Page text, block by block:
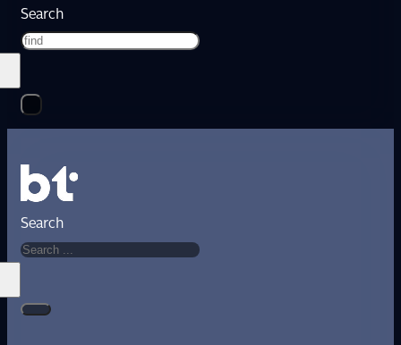
Search
Search